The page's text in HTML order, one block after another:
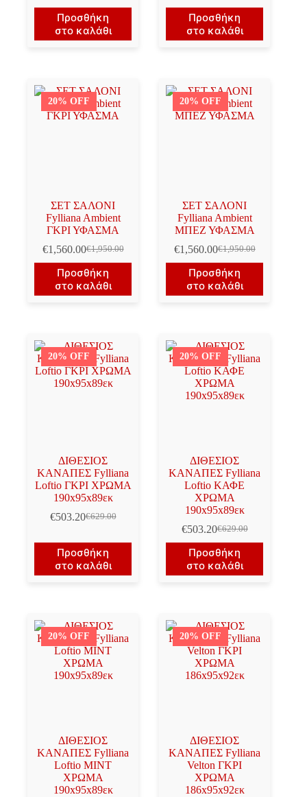
Προσθήκη
στο καλάθι
Προσθήκη
στο καλάθι
20% OFF
ΣΕΤ ΣΑΛΟΝΙ
Fylliana Ambient
ΓΚΡΙ ΥΦΑΣΜΑ
€1,950.00
Original
price
was:
€1,950.00.
€1,560.00Η
τρέχουσα
τιμή
είναι:
Προσθήκη
στο καλάθι
20% OFF
ΣΕΤ ΣΑΛΟΝΙ
Fylliana Ambient
ΜΠΕΖ ΥΦΑΣΜΑ
€1,950.00
Original
price
was:
€1,950.00.
€1,560.00Η
τρέχουσα
τιμή
είναι:
Προσθήκη
στο καλάθι
20% OFF
ΔΙΘΕΣΙΟΣ
ΚΑΝΑΠΕΣ Fylliana
Loftio ΓΚΡΙ ΧΡΩΜΑ
190x95x89εκ
€629.00
Original
was:
€629.00.
€503.20Η
τιμή
είναι:
€503.20.
Προσθήκη
στο καλάθι
20% OFF
ΔΙΘΕΣΙΟΣ
ΚΑΝΑΠΕΣ Fylliana
Loftio ΚΑΦΕ
ΧΡΩΜΑ
190x95x89εκ
€629.00
Original
price
was:
€629.00.
€503.20Η
τρέχουσα
τιμή
είναι:
Προσθήκη
στο καλάθι
20% OFF
ΔΙΘΕΣΙΟΣ
ΚΑΝΑΠΕΣ Fylliana
Loftio ΜΙΝΤ
ΧΡΩΜΑ
190x95x89εκ
20% OFF
ΔΙΘΕΣΙΟΣ
ΚΑΝΑΠΕΣ Fylliana
Velton ΓΚΡΙ
ΧΡΩΜΑ
186x95x92εκ